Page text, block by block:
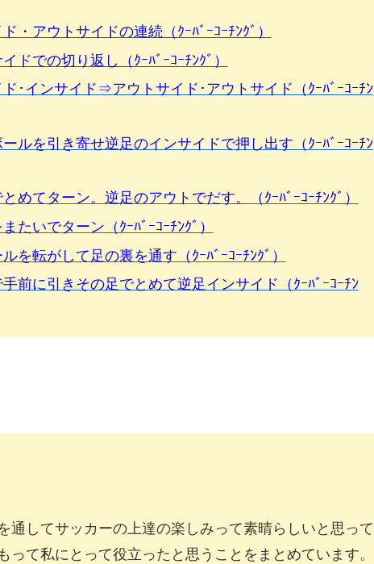
・アウトサイドの連続（ｸｰﾊﾞｰｺｰﾁﾝｸﾞ）
ドでの切り返し（ｸｰﾊﾞｰｺｰﾁﾝｸﾞ）
･インサイド⇒アウトサイド･アウトサイド（ｸｰﾊﾞｰｺｰﾁﾝ
ルを引き寄せ逆足のインサイドで押し出す（ｸｰﾊﾞｰｺｰﾁﾝ
めてターン。逆足のアウトでだす。（ｸｰﾊﾞｰｺｰﾁﾝｸﾞ）
たいでターン（ｸｰﾊﾞｰｺｰﾁﾝｸﾞ）
を転がして足の裏を通す（ｸｰﾊﾞｰｺｰﾁﾝｸﾞ）
前に引きその足でとめて逆足インサイド（ｸｰﾊﾞｰｺｰﾁﾝ
通してサッカーの上達の楽しみって素晴らしいと思って
って私にとって役立ったと思うことをまとめています。